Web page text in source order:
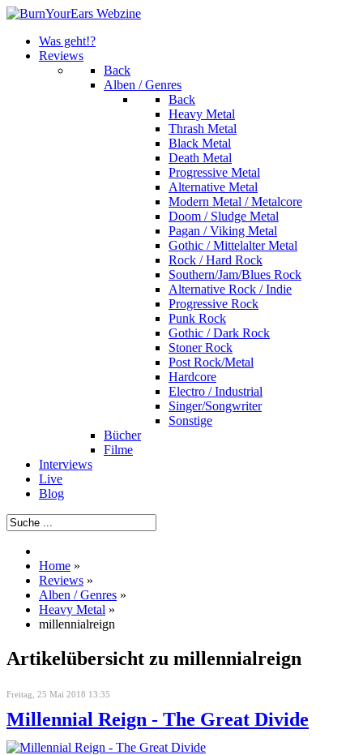
Was geht!?
Reviews
Back
Alben / Genres
Back
Heavy Metal
Thrash Metal
Black Metal
Death Metal
Progressive Metal
Alternative Metal
Modern Metal / Metalcore
Doom / Sludge Metal
Pagan / Viking Metal
Gothic / Mittelalter Metal
Rock / Hard Rock
Southern/Jam/Blues Rock
Alternative Rock / Indie
Progressive Rock
Punk Rock
Gothic / Dark Rock
Stoner Rock
Post Rock/Metal
Hardcore
Electro / Industrial
Singer/Songwriter
Sonstige
Bücher
Filme
Interviews
Live
Blog
Home »
Reviews »
Alben / Genres »
Heavy Metal »
millennialreign
Artikelübersicht zu millennialreign
Freitag, 25 Mai 2018 13:35
Millennial Reign - The Great Divide